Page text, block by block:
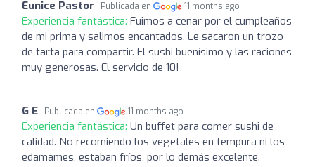
Eunice Pastor Publicada en 11 months ago
Experiencia fantástica: Fuimos a cenar por el cumpleaños
de mi prima y salimos encantados. Le sacaron un trozo
de tarta para compartir. El sushi buenísimo y las raciones
muy generosas. El servicio de 10!
G E Publicada en 11 months ago
Experiencia fantástica: Un buffet para comer sushi de
calidad. No recomiendo los vegetales en tempura ni los
edamames, estaban fríos, por lo demás excelente.